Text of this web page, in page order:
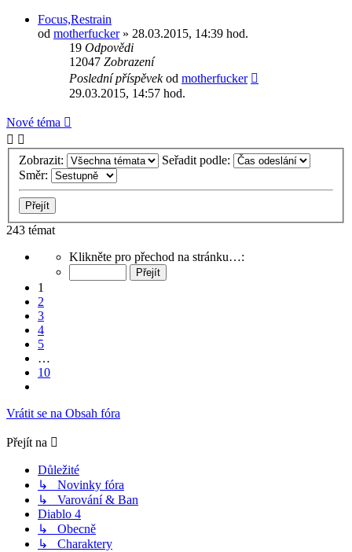
Focus,Restrain
od motherfucker» 28.03.2015, 14:39 hod.
19 Odpovědi
12047 Zobrazení
Poslední příspěvekod motherfucker
29.03.2015, 14:57 hod.
Nové téma
Zobrazit:
Seřadit podle:
Směr:
243 témat
Stránka
z
10
Klikněte pro přechod na stránku…:
1
2
3
4
5
…
10
Vrátit se na Obsah fóra
Přejít na
Důležité
↳ Novinky fóra
↳ Varování & Ban
Diablo 4
↳ Obecně
↳ Charaktery